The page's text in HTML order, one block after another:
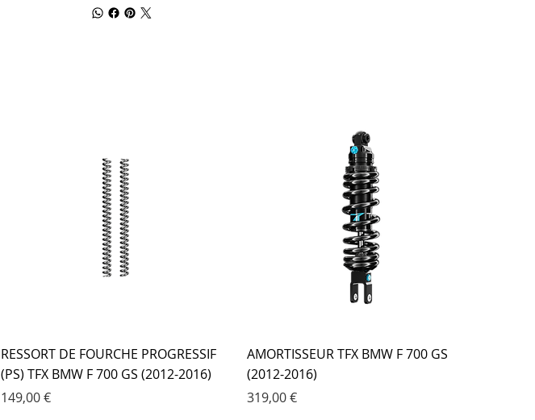
RESSORT DE FOURCHE PROGRESSIF
(PS) TFX BMW F 700 GS (2012-2016)
Prix
149,00 €
AMORTISSEUR TFX BMW F 700 GS
(2012-2016)
Prix
319,00 €